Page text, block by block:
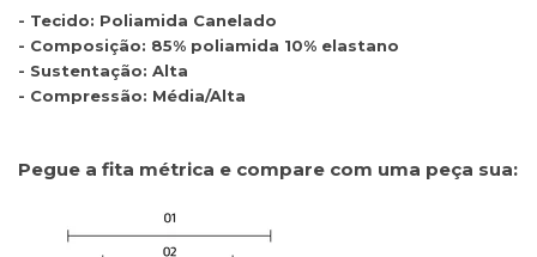
- Tecido: Poliamida Canelado
- Composição: 85% poliamida 10% elastano
- Sustentação: Alta
- Compressão: Média/Alta
Pegue a fita métrica e compare com uma peça sua: